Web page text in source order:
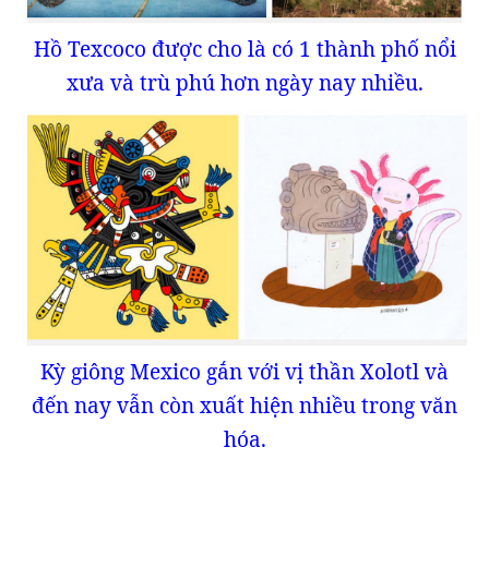
Hồ Texcoco được cho là có 1 thành phố nổi
xưa và trù phú hơn ngày nay nhiều.
Kỳ giông Mexico gắn với vị thần Xolotl và
đến nay vẫn còn xuất hiện nhiều trong văn
hóa.